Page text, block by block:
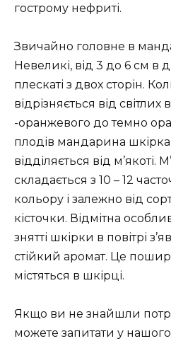
гострому нефриті.
Звичайно головне в
Невеликі, від 3 до 6 см в
плескаті з двох сторін.
відрізняється від світлих
-оранжевого до темно
плодів мандарина шкірка
відділяється від м’якоті.
складається з 10 – 12
кольору і залежно від
кісточки. Відмітна
знятті шкірки в повітрі
стійкий аромат. Це
містяться в шкірці.
Якщо ви не знайшли
можете запитати у нашого